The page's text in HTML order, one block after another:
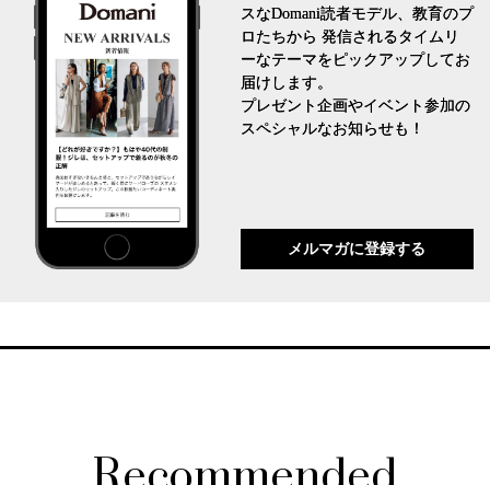
スなDomani読者モデル、教育のプ
ロたちから 発信されるタイムリ
ーなテーマをピックアップしてお
届けします。
プレゼント企画やイベント参加の
スペシャルなお知らせも！
メルマガに登録する